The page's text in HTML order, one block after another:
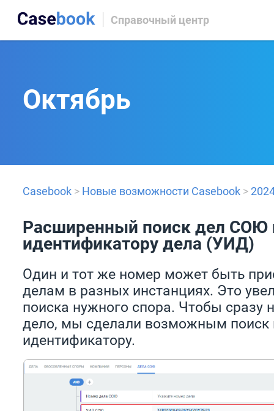
Справочный центр
Октябрь
Casebook > Новые возможности Casebook >
Расширенный поиск дел СОЮ
идентификатору дела (УИД)
Один и тот же номер может быть
делам в разных инстанциях. Это
поиска нужного спора. Чтобы сразу
дело, мы сделали возможным поиск
идентификатору.